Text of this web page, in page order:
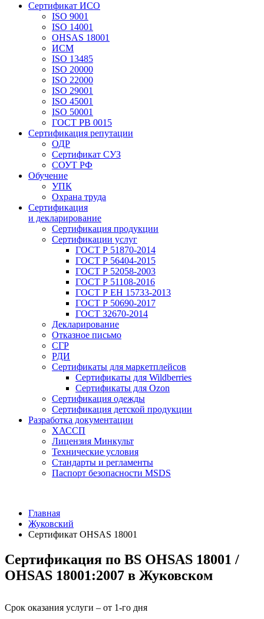
Сертификат ИСО
ISO 9001
ISO 14001
OHSAS 18001
ИСМ
ISO 13485
ISO 20000
ISO 22000
ISO 29001
ISO 45001
ISO 50001
ГОСТ РВ 0015
Сертификация репутации
ОДР
Сертификат СУЗ
СОУТ РФ
Обучение
УПК
Охрана труда
Сертификация
и декларирование
Сертификация продукции
Сертификации услуг
ГОСТ Р 51870-2014
ГОСТ Р 56404-2015
ГОСТ Р 52058-2003
ГОСТ Р 51108-2016
ГОСТ Р ЕН 15733-2013
ГОСТ Р 50690-2017
ГОСТ 32670-2014
Декларирование
Отказное письмо
СГР
РДИ
Сертификаты для маркетплейсов
Сертификаты для Wildberries
Сертификаты для Ozon
Сертификация одежды
Сертификация детской продукции
Разработка документации
ХАССП
Лицензия Минкульт
Технические условия
Стандарты и регламенты
Паспорт безопасности MSDS
Главная
Жуковский
Сертификат OHSAS 18001
Сертификация по BS OHSAS 18001 /
OHSAS 18001:2007 в Жуковском
Срок оказания услуги – от 1-го дня